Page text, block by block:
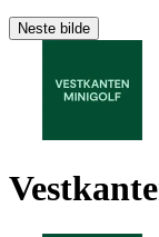
Neste bilde